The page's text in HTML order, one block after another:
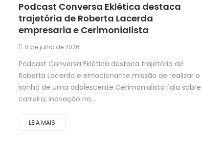
Podcast Conversa Eklética destaca
trajetória de Roberta Lacerda
empresaria e Cerimonialista
8 de julho de 2026
Podcast Conversa Eklética destaca trajetória de
Roberta Lacerda e emocionante missão de realizar o
sonho de uma adolescente Cerimonialista fala sobre
carreira, inovação no...
LEIA MAIS